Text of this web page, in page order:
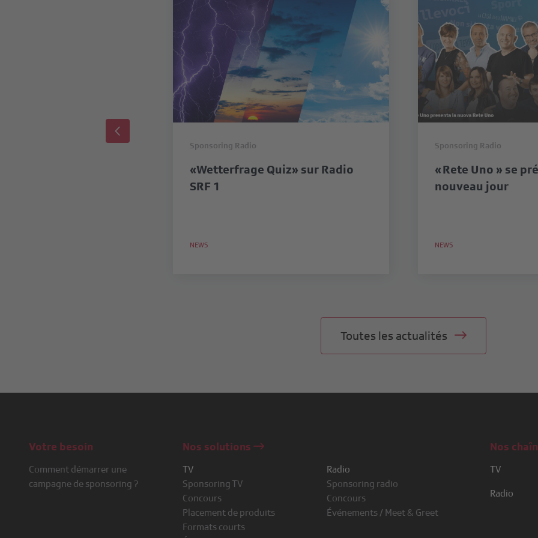
Sponsoring Radio
«Wetterfrage Quiz» sur Radio
SRF 1
NEWS
Sponsoring Radio
« Rete Uno » se
nouveau jour
NEWS
Toutes les actualités
Votre besoin
Comment démarrer une
campagne de sponsoring ?
Nos solutions
TV
Sponsoring TV
Concours
Placement de produits
Formats courts
Radio
Sponsoring radio
Concours
Événements / Meet & Greet
Nos
TV
RSI LA 2
Radio